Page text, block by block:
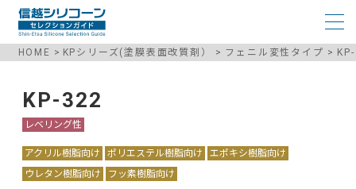
HOME KPシリーズ(塗膜表面改質剤） フェニル変性タイプ
KP-322
レベリング性
アクリル樹脂向け ポリエステル樹脂向け
エポキシ樹脂向け
ウレタン樹脂向け
フッ素樹脂向け